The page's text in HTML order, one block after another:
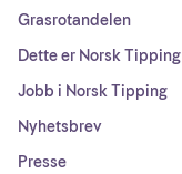
Grasrotandelen
Dette er Norsk Tipping
Jobb i Norsk Tipping
Nyhetsbrev
Presse